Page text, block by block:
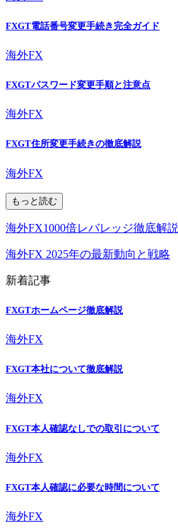
FXGT電話番号変更手続き完全ガイド
海外FX
FXGTパスワード変更手順と注意点
海外FX
FXGT住所変更手続きの徹底解説
海外FX
もっと読む
海外FX1000倍レバレッジ徹底解説
海外FX 2025年の最新動向と戦略
新着記事
FXGTホームページ徹底解説
海外FX
FXGT本社について徹底解説
海外FX
FXGT本人確認なしでの取引について
海外FX
FXGT本人確認に必要な時間について
海外FX